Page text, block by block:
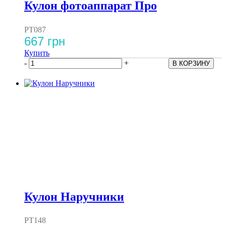
Кулон фотоаппарат Про
PT087
667 грн
Купить
-
+
Кулон Наручники
PT148